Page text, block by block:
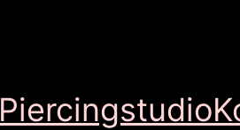
Piercingstudio